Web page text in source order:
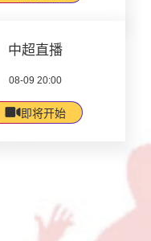
中超直播
08-09 20:00
即将开始